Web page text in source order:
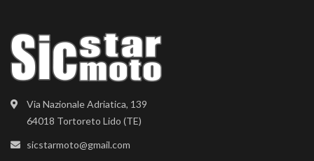
Via Nazionale Adriatica, 139
64018 Tortoreto Lido (TE)
sicstarmoto@gmail.com